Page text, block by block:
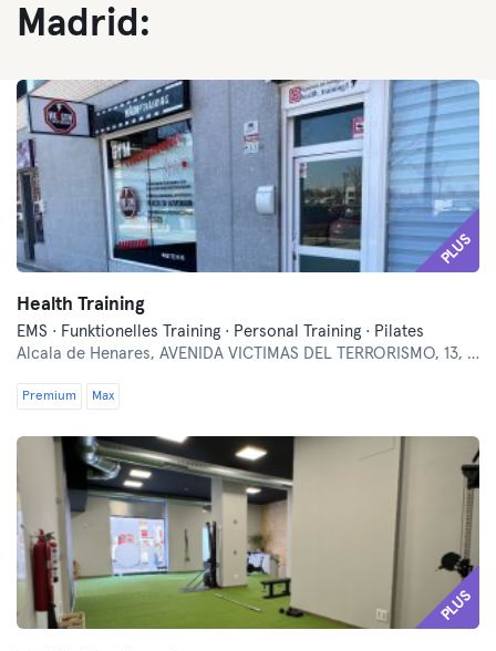
Madrid:
PLUS
Health Training
EMS · Funktionelles Training · Personal Training · Pilates
Alcala de Henares, AVENIDA VICTIMAS DEL TERRORISMO, 13, LOCAL 2
Premium Max
PLUS